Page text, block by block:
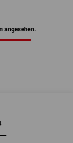
angesehen.